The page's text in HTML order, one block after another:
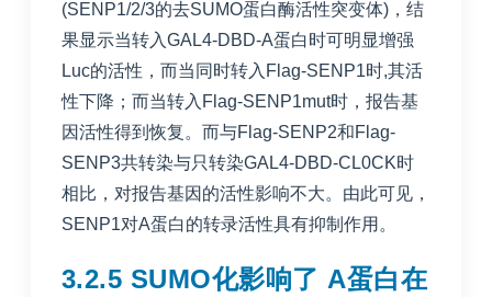
(SENP1/2/3的去SUMO蛋白酶活性突变体)，结
果显示当转入GAL4-DBD-A蛋白时可明显增强
Luc的活性，而当同时转入Flag-SENP1时,其活
性下降；而当转入Flag-SENP1mut时，报告基
因活性得到恢复。而与Flag-SENP2和Flag-
SENP3共转染与只转染GAL4-DBD-CL0CK时
相比，对报告基因的活性影响不大。由此可见，
SENP1对A蛋白的转录活性具有抑制作用。
3.2.5 SUMO化影响了 A蛋白在